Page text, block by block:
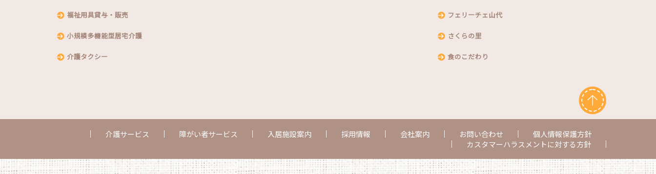
福祉用具貸与・販売
小規模多機能型居宅介護
介護タクシー
フェリーチェ山代
さくらの里
食のこだわり
介護サービス 障がい者サービス 入居施設案内 採用情報 会社案内 お問い合わせ
個人情報保護方針
カスタマーハラスメントに対する方針